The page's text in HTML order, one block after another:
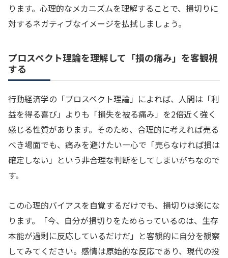
ります。心理的なメカニズムを理解することで、損切りに
対するネガティブなイメージを払拭しましょう。
プロスペクト理論を理解して「損の痛み」を客観視
する
行動経済学の「プロスペクト理論」によれば、人間は「利
益を得る喜び」よりも「損失を被る痛み」を2倍近く強く
感じる性質があります。そのため、合理的に考えれば売る
べき場面でも、痛みを避けたい一心で「売らなければ損は
確定しない」という非合理な判断をしてしまいがちなので
す。
この心理的バイアスを自覚するだけでも、損切りは楽にな
ります。「今、自分が損切りをためらっているのは、生存
本能が過剰に反応しているだけだ」と客観的に自分を観察
してみてください。感情は原始的な反応であり、現代の投